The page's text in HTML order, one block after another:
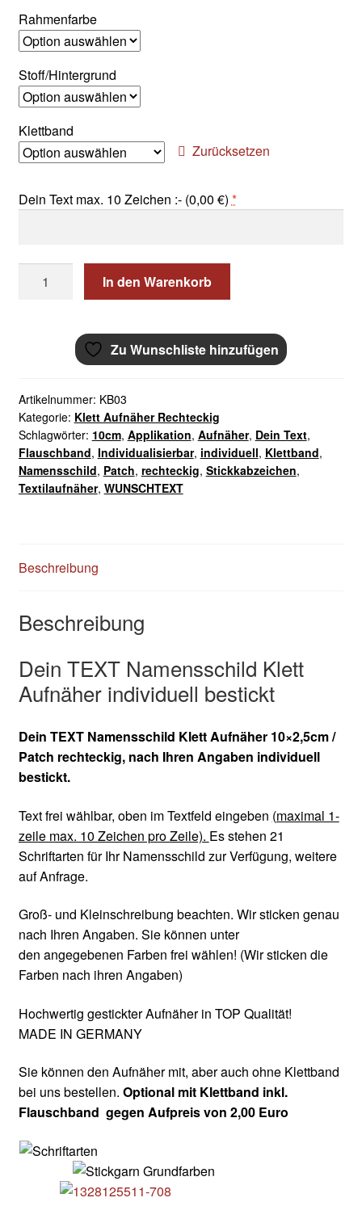
Rahmenfarbe
Stoff/Hintergrund
Klettband
Zurücksetzen
Dein Text max. 10 Zeichen :- (0,00 €) *
TEXT
Menge
In den Warenkorb
Zu Wunschliste hinzufügen
Artikelnummer: KB03
Kategorie: Klett Aufnäher Rechteckig
Schlagwörter: 10cm, Applikation, Aufnäher, Dein Text,
Flauschband, Individualisierbar, individuell, Klettband,
Namensschild, Patch, rechteckig, Stickkabzeichen,
Textilaufnäher, WUNSCHTEXT
Beschreibung
Beschreibung
Dein TEXT Namensschild Klett
Aufnäher individuell bestickt
Dein TEXT Namensschild Klett Aufnäher 10×2,5cm /
Patch rechteckig, nach Ihren Angaben individuell
bestickt.
Text frei wählbar, oben im Textfeld eingeben (maximal 1-
zeile max. 10 Zeichen pro Zeile). Es stehen 21
Schriftarten für Ihr Namensschild zur Verfügung, weitere
auf Anfrage.
Groß- und Kleinschreibung beachten. Wir sticken genau
nach Ihren Angaben. Sie können unter
den angegebenen Farben frei wählen! (Wir sticken die
Farben nach ihren Angaben)
Hochwertig gestickter Aufnäher in TOP Qualität!
MADE IN GERMANY
Sie können den Aufnäher mit, aber auch ohne Klettband
bei uns bestellen. Optional mit Klettband inkl.
Flauschband gegen Aufpreis von 2,00 Euro